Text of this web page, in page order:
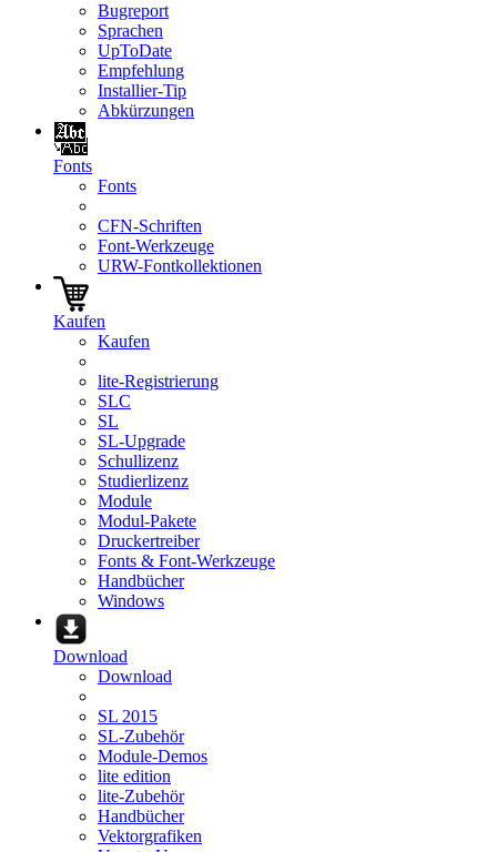
Bugreport
Sprachen
UpToDate
Empfehlung
Installier-Tip
Abkürzungen
Fonts
Fonts
CFN-Schriften
Font-Werkzeuge
URW-Fontkollektionen
Kaufen
Kaufen
lite-Registrierung
SLC
SL
SL-Upgrade
Schullizenz
Studierlizenz
Module
Modul-Pakete
Druckertreiber
Fonts & Font-Werkzeuge
Handbücher
Windows
Download
Download
SL 2015
SL-Zubehör
Module-Demos
lite edition
lite-Zubehör
Handbücher
Vektorgrafiken